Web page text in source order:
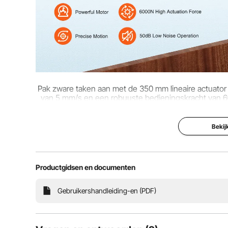
Hoofdmateriaal
Nettogewicht 2,43 kg
22,04 x 3,14
Pak zware taken aan met de 350 mm lineaire
van 5 mm/s en een robuuste bedieningskracht van
Productgidsen en documenten
Gebruikershandleiding-en (PDF)